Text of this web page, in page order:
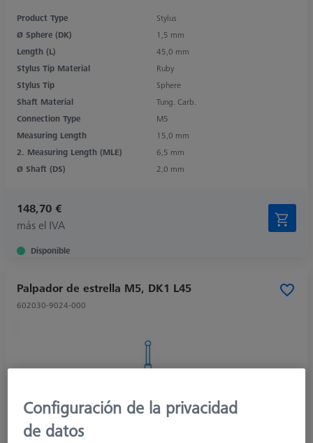
Product Type
Stylus
Ø Sphere (DK)
1,5 mm
Length (L)
45,0 mm
Stylus Tip Material
Ruby
Stylus Tip
Sphere
Shaft Material
Tung. Carb.
Connection Type
M5
Measuring Length
15,0 mm
2. Measuring Length (MLE)
6,5 mm
Ø Shaft (DS)
2,0 mm
148,70 €
más el IVA
Disponible
Palpador de estrella M5, DK1 L45
602030-9024-000
Configuración de la privacidad
de datos